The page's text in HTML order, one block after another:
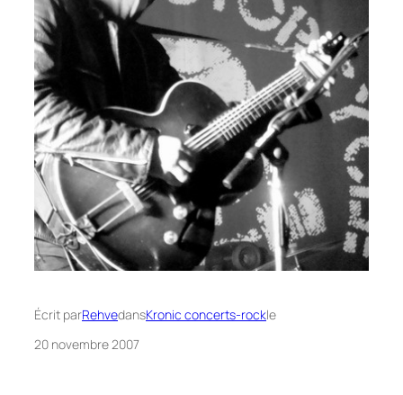
Écrit parRehvedansKronic concerts-rockle
20 novembre 2007